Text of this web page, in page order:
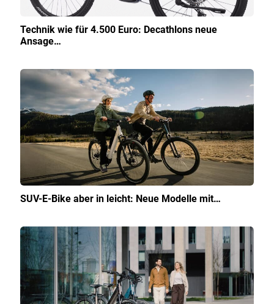
Technik wie für 4.500 Euro: Decathlons neue
Ansage…
SUV-E-Bike aber in leicht: Neue Modelle mit…